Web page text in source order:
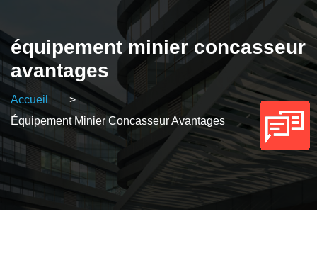
équipement minier concasseur
avantages
Accueil
>
Équipement Minier Concasseur Avantages